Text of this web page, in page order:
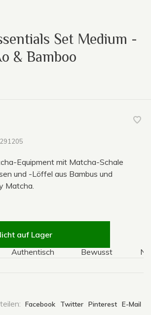
Set Medium -
& Bamboo
Equipment mit Matcha-Schale
und -Löffel aus Bambus und
Matcha.
auf Lager
Authentisch Bewusst
Facebook Twitter Pinterest E-Mail